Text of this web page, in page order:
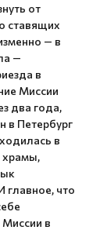
от
ставящих
— в
—
в
Миссии
два года,
в Петербург
в
храмы,
главное, что
Миссии в